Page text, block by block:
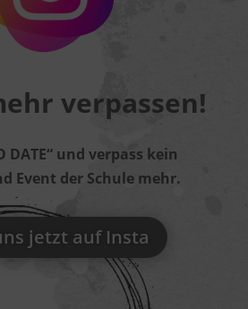
verpassen!
DATE“ und verpass kein
Event der Schule mehr.
jetzt auf Insta